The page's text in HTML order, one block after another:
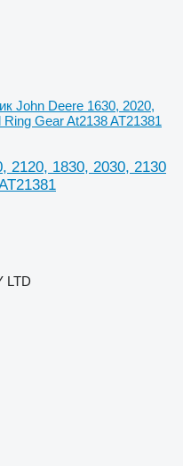
John Deere 1630, 2020,
Gear At2138 AT21381
2120, 1830, 2030, 2130
LTD